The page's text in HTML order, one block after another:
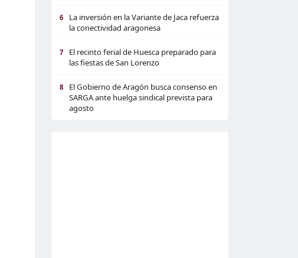
6
La inversión en la Variante de Jaca refuerza
la conectividad aragonesa
7
El recinto ferial de Huesca preparado para
las fiestas de San Lorenzo
8
El Gobierno de Aragón busca consenso en
SARGA ante huelga sindical prevista para
agosto